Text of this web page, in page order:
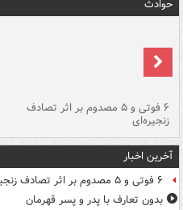
حوادث
۶ فوتی و ۵ مصدوم بر اثر تصادف
زنجیره‌ای
آخرین اخبار
۶ فوتی و ۵ مصدوم بر اثر تصادف زنجیره‌ای
بدون تعارف با پدر و پسر قهرمان